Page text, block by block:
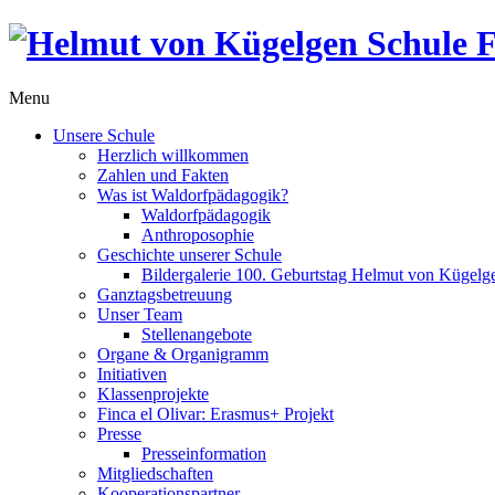
Menu
Unsere Schule
Herzlich willkommen
Zahlen und Fakten
Was ist Waldorfpädagogik?
Waldorfpädagogik
Anthroposophie
Geschichte unserer Schule
Bildergalerie 100. Geburtstag Helmut von
Ganztagsbetreuung
Unser Team
Stellenangebote
Organe & Organigramm
Initiativen
Klassenprojekte
Finca el Olivar: Erasmus+ Projekt
Presse
Presseinformation
Mitgliedschaften